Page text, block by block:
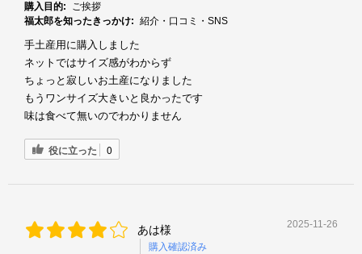
購入目的:
ご挨拶
福太郎を知ったきっかけ: 紹介・口コミ・SNS
手土産用に購入しました
ネットではサイズ感がわからず
ちょっと寂しいお土産になりました
もうワンサイズ大きいと良かったです
味は食べて無いのでわかりません
役に立った 0
あは様
購入確認済み
2025-11-26